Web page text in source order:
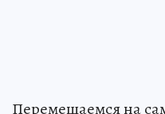
Перемещаемся на